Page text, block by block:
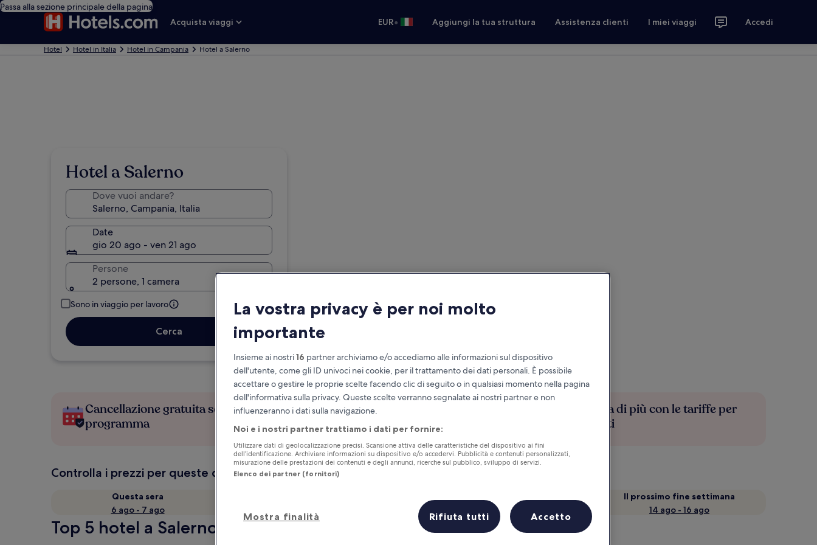
Passa alla sezione principale della pagina
Acquista viaggi
EUR• Aggiungi la tua struttura Assistenza clienti I miei viaggi Accedi
Hotel Hotel in Italia Hotel in Campania Hotel a Salerno
Hotel a Salerno
Dove vuoi andare?
Date
gio 20 ago - ven 21 ago
Persone
2 persone, 1 camera
Sono in viaggio per lavoro
Cerca
Cancellazione gratuita se cambi
programma
Accumula vantaggi con ogni notte di
soggiorno
Risparmia di più con le tariffe per
soli iscritti
Controlla i prezzi per queste date
Questa sera
6 ago - 7 ago
7 ago - 9 ago
Il prossimo fine settimana
14 ago - 16 ago
Top 5 hotel a Salerno in breve
La vostra privacy è per noi molto
importante
Insieme ai nostri16 partner archiviamo e/o accediamo alle informazioni sul dispositivo
dell'utente, come gli ID univoci nei cookie, per il trattamento dei dati personali. È possibile
accettare o gestire le proprie scelte facendo clic di seguito o in qualsiasi momento nella pagina
dell'informativa sulla privacy. Queste scelte verranno segnalate ai nostri partner e non
influenzeranno i dati sulla navigazione.
Noi e i nostri partner trattiamo i dati per fornire:
Utilizzare dati di geolocalizzazione precisi. Scansione attiva delle caratteristiche del dispositivo ai fini
dell’identificazione. Archiviare informazioni su dispositivo e/o accedervi. Pubblicità e contenuti personalizzati,
misurazione delle prestazioni dei contenuti e degli annunci, ricerche sul pubblico, sviluppo di servizi.
Elenco dei partner (fornitori)
Mostra finalità Rifiuta tutti Accetto